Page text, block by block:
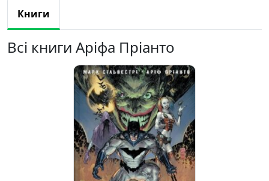
Книги
Всі книги Аріфа Пріанто